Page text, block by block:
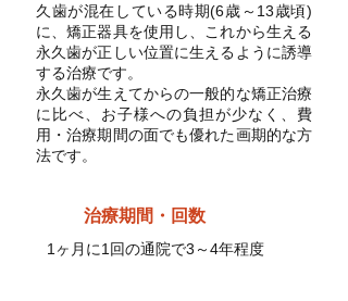
久歯が混在している時期(6歳～13歳頃)
に、矯正器具を使用し、これから生える
永久歯が正しい位置に生えるように誘導
する治療です。
永久歯が生えてからの一般的な矯正治療
に比べ、お子様への負担が少なく、費
用・治療期間の面でも優れた画期的な方
法です。
治療期間・回数
1ヶ月に1回の通院で3～4年程度